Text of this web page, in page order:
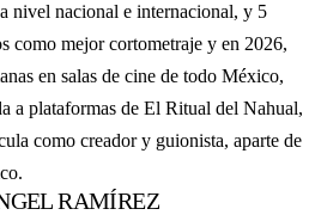
nivel nacional e internacional, y 5
como mejor cortometraje y en 2026,
en salas de cine de todo México,
a plataformas de El Ritual del Nahual,
como creador y guionista, aparte de
RAMÍREZ